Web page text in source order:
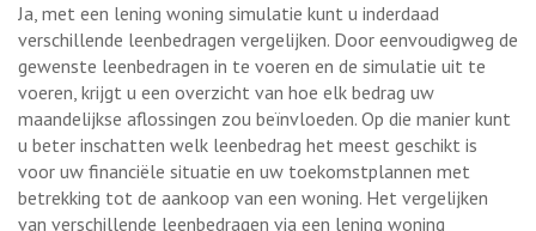
Ja, met een lening woning simulatie kunt u inderdaad
verschillende leenbedragen vergelijken. Door eenvoudigweg de
gewenste leenbedragen in te voeren en de simulatie uit te
voeren, krijgt u een overzicht van hoe elk bedrag uw
maandelijkse aflossingen zou beïnvloeden. Op die manier kunt
u beter inschatten welk leenbedrag het meest geschikt is
voor uw financiële situatie en uw toekomstplannen met
betrekking tot de aankoop van een woning. Het vergelijken
van verschillende leenbedragen via een lening woning